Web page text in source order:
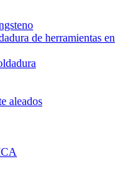
de herramientas en
aleados